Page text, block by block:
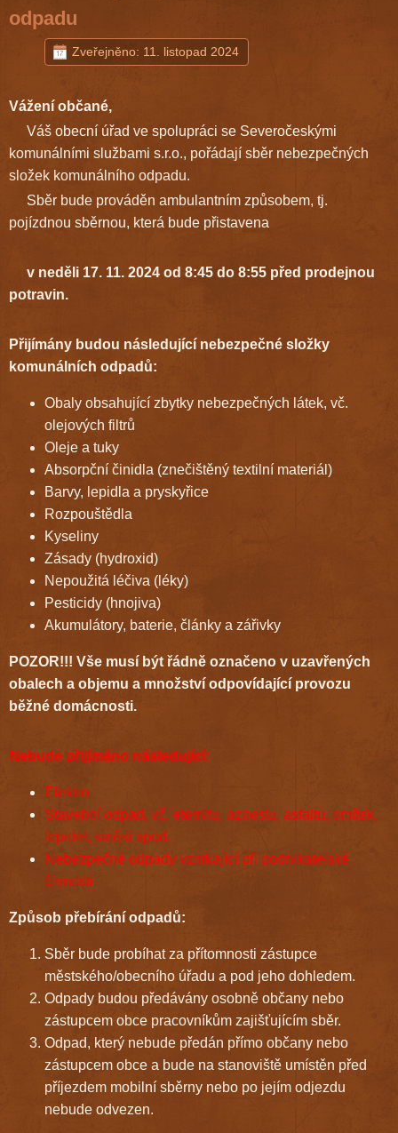
odpadu
Zveřejněno: 11. listopad 2024
Vážení občané,
Váš obecní úřad ve spolupráci se Severočeskými
komunálními službami s.r.o., pořádají sběr nebezpečných
složek komunálního odpadu.
Sběr bude prováděn ambulantním způsobem, tj.
pojízdnou sběrnou, která bude přistavena
v neděli 17. 11. 2024 od 8:45 do 8:55 před prodejnou
potravin.
Přijímány budou následující nebezpečné složky
komunálních odpadů:
Obaly obsahující zbytky nebezpečných látek, vč.
olejových filtrů
Oleje a tuky
Absorpční činidla (znečištěný textilní materiál)
Barvy, lepidla a pryskyřice
Rozpouštědla
Kyseliny
Zásady (hydroxid)
Nepoužitá léčiva (léky)
Pesticidy (hnojiva)
Akumulátory, baterie, články a zářivky
POZOR!!! Vše musí být řádně označeno v uzavřených
obalech a objemu a množství odpovídající provozu
běžné domácnosti.
Nebude přijímáno následující:
Elektro
Stavební odpad, vč. eternitu, azbestu, asfaltu, omítek,
lepidel, směsí apod.
Nebezpečné odpady vznikající při podnikatelské
činnosti
Způsob přebírání odpadů:
Sběr bude probíhat za přítomnosti zástupce
městského/obecního úřadu a pod jeho dohledem.
Odpady budou předávány osobně občany nebo
zástupcem obce pracovníkům zajišťujícím sběr.
Odpad, který nebude předán přímo občany nebo
zástupcem obce a bude na stanoviště umístěn před
příjezdem mobilní sběrny nebo po jejím odjezdu
nebude odvezen.